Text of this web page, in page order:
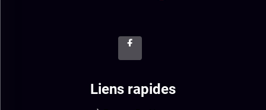
Liens rapides